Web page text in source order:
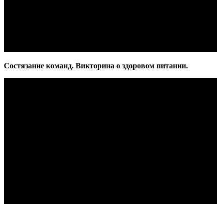
Состязание команд. Викторина о здоровом питании.